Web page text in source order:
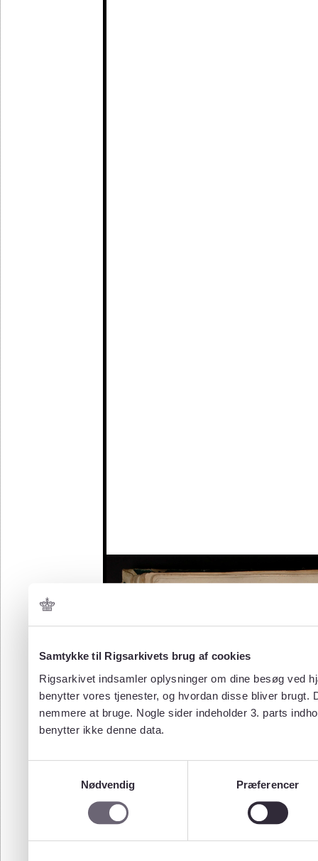
Samtykke til Rigsarkivets brug af cookies
Rigsarkivet indsamler oplysninger om dine besøg ved
benytter vores tjenester, og hvordan disse bliver
nemmere at bruge. Nogle sider indeholder 3. parts
benytter ikke denne data.
Nødvendig
Præferencer